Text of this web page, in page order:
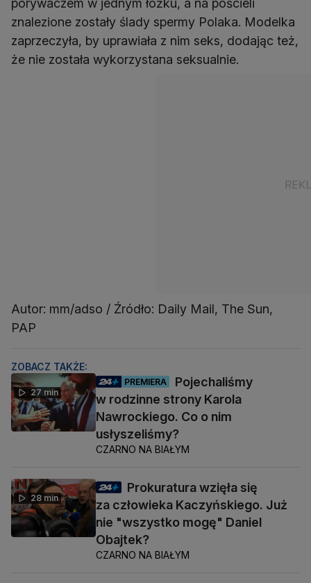
porywaczem w jednym łóżku, a na pościeli
znalezione zostały ślady spermy Polaka. Modelka
zaprzeczyła, by uprawiała z nim seks, dodając też,
że nie została wykorzystana seksualnie.
Autor: mm/adso / Źródło: Daily Mail, The Sun,
PAP
ZOBACZ TAKŻE:
27 min
PREMIERA
Pojechaliśmy
w rodzinne strony Karola
Nawrockiego. Co o nim
usłyszeliśmy?
CZARNO NA BIAŁYM
28 min
Prokuratura wzięła się
za człowieka Kaczyńskiego. Już
nie "wszystko mogę" Daniel
Obajtek?
CZARNO NA BIAŁYM